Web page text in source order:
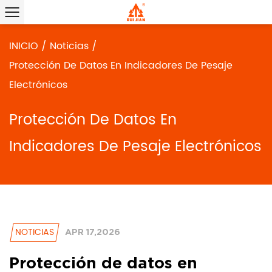
INICIO / Noticias /
Protección De Datos En Indicadores De Pesaje
Electrónicos
Protección De Datos En
Indicadores De Pesaje Electrónicos
NOTICIAS APR 17,2026
Protección de datos en